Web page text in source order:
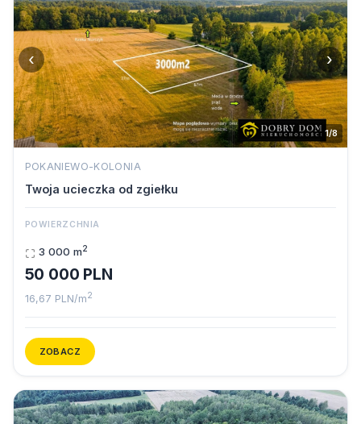
‹ ›
1/8
POKANIEWO-KOLONIA
Twoja ucieczka od zgiełku
POWIERZCHNIA
3 000 m2
50 000 PLN
16,67 PLN/m2
ZOBACZ